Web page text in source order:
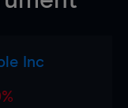
Inc